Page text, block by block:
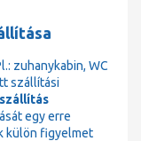
zuhanykabin, WC
szállítási
egy erre
külön figyelmet